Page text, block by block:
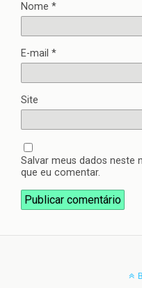
Nome *
E-mail *
Site
Salvar meus dados neste
que eu comentar.